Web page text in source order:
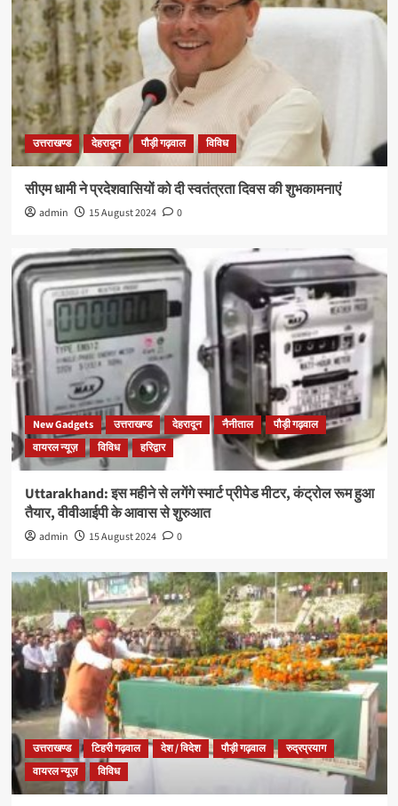
उत्तराखण्ड देहरादून पौड़ी गढ़वाल विविध
सीएम धामी ने प्रदेशवासियों को दी स्वतंत्रता दिवस की शुभकामनाएं
admin 15 August 2024 0
New Gadgets उत्तराखण्ड देहरादून नैनीताल
पौड़ी गढ़वाल
वायरल न्यूज़
विविध हरिद्वार
Uttarakhand: इस महीने से लगेंगे स्मार्ट प्रीपेड मीटर, कंट्रोल रूम हुआ
तैयार, वीवीआईपी के आवास से शुरुआत
admin 15 August 2024 0
उत्तराखण्ड टिहरी गढ़वाल देश / विदेश पौड़ी गढ़वाल
रुद्रप्रयाग
वायरल न्यूज़
विविध